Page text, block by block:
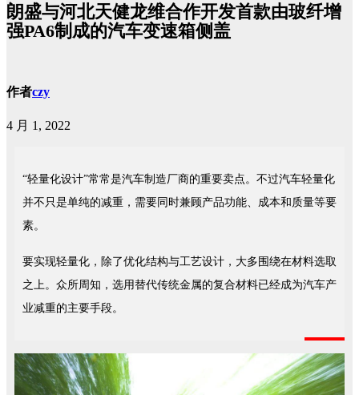
朗盛与河北天健龙维合作开发首款由玻纤增
强PA6制成的汽车变速箱侧盖
作者czy
4 月 1, 2022
“轻量化设计”常常是汽车制造厂商的重要卖点。不过汽车轻量化
并不只是单纯的减重，需要同时兼顾产品功能、成本和质量等要
素。
要实现轻量化，除了优化结构与工艺设计，大多围绕在材料选取
之上。众所周知，选用替代传统金属的复合材料已经成为汽车产
业减重的主要手段。